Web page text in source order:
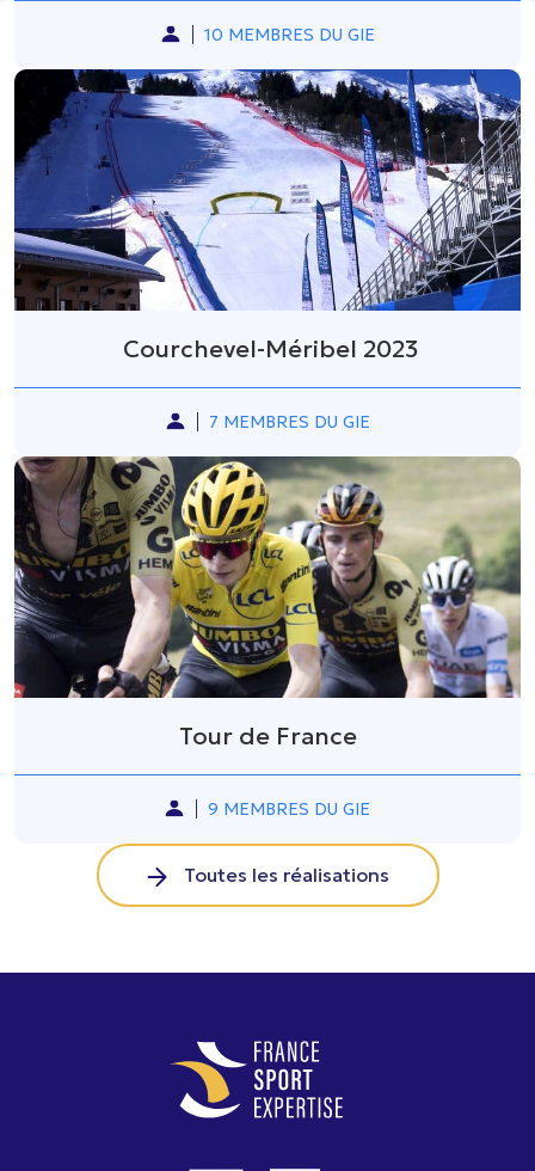
10 MEMBRES DU GIE
Courchevel-Méribel 2023
7 MEMBRES DU GIE
Tour de France
9 MEMBRES DU GIE
Toutes les réalisations